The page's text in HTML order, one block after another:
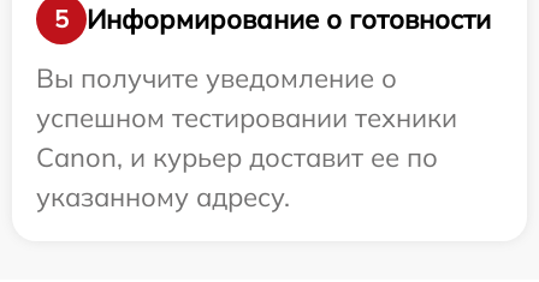
5
Информирование о готовности
Вы получите уведомление о
успешном тестировании техники
Canon, и курьер доставит ее по
указанному адресу.